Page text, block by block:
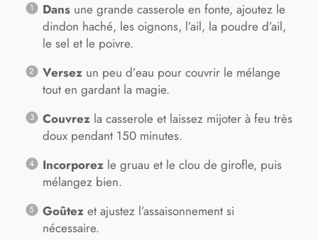
Dansune grande casserole en fonte, ajoutez le
dindon haché, les oignons, l’ail, la poudre d’ail,
le sel et le poivre.
Versezun peu d’eau pour couvrir le mélange
tout en gardant la magie.
Couvrezla casserole et laissez mijoter à feu très
doux pendant 150 minutes.
Incorporezle gruau et le clou de girofle, puis
mélangez bien.
Goûtezet ajustez l’assaisonnement si
nécessaire.